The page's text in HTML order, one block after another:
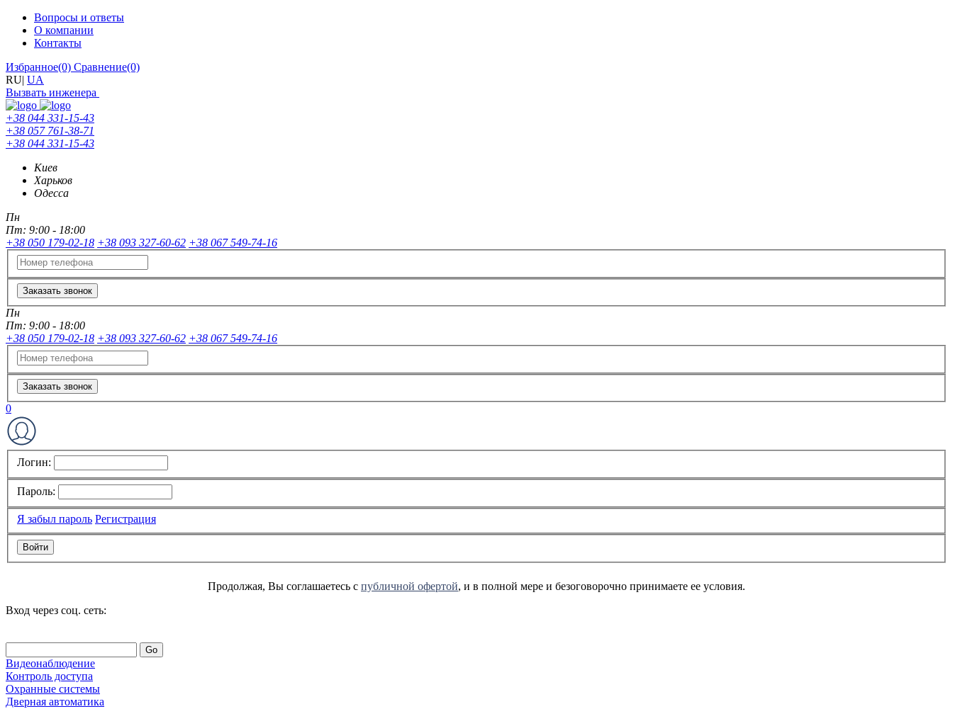
Вопросы и ответы
О компании
Контакты
Избранное(0) Сравнение(0)
RU| UA
Вызвать инженера
+38 044 331-15-43
+38 057 761-38-71
+38 044 331-15-43
Киев
Харьков
Одесса
Пн
Пт: 9:00 - 18:00
+38 050 179-02-18 +38 093 327-60-62 +38 067 549-74-16
Заказать звонок
Пн
Пт: 9:00 - 18:00
+38 050 179-02-18 +38 093 327-60-62 +38 067 549-74-16
Заказать звонок
0
Логин:
Пароль:
Я забыл пароль Регистрация
Продолжая, Вы соглашаетесь с публичной офертой, и в полной мере и безоговорочно принимаете ее условия.
Вход через соц. сеть:
Go
Видеонаблюдение
Контроль доступа
Охранные системы
Дверная автоматика